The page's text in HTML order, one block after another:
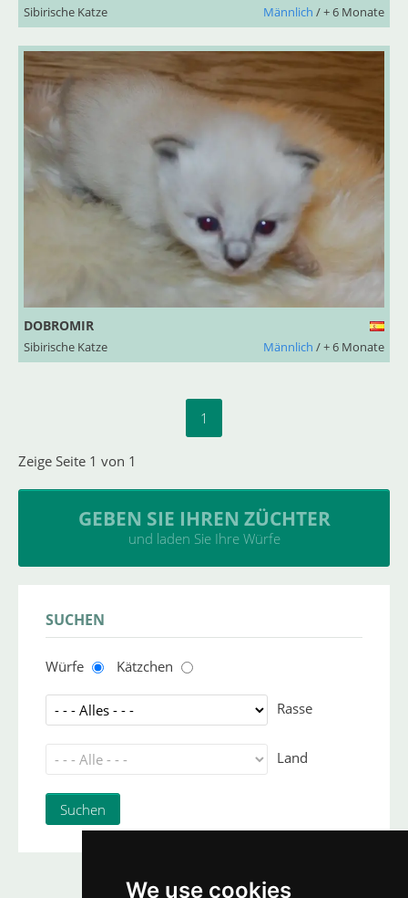
We use cookies
Sibirische Katze Männlich / + 6 Monate
DOBROMIR
Sibirische Katze Männlich / + 6 Monate
1
Zeige Seite 1 von 1
GEBEN SIE IHREN ZÜCHTER
und laden Sie Ihre Würfe
SUCHEN
Würfe Kätzchen
Rasse
Land